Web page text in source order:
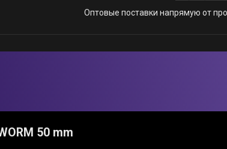
Оптовые поставки напрямую от
50 mm